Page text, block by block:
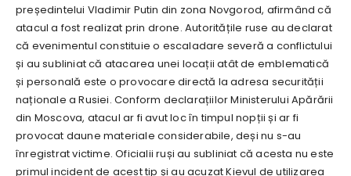
președintelui Vladimir Putin din zona Novgorod, afirmând că
atacul a fost realizat prin drone. Autoritățile ruse au declarat
că evenimentul constituie o escaladare severă a conflictului
și au subliniat că atacarea unei locații atât de emblematică
și personală este o provocare directă la adresa securității
naționale a Rusiei. Conform declarațiilor Ministerului Apărării
din Moscova, atacul ar fi avut loc în timpul nopții și ar fi
provocat daune materiale considerabile, deși nu s-au
înregistrat victime. Oficialii ruși au subliniat că acesta nu este
primul incident de acest tip și au acuzat Kievul de utilizarea